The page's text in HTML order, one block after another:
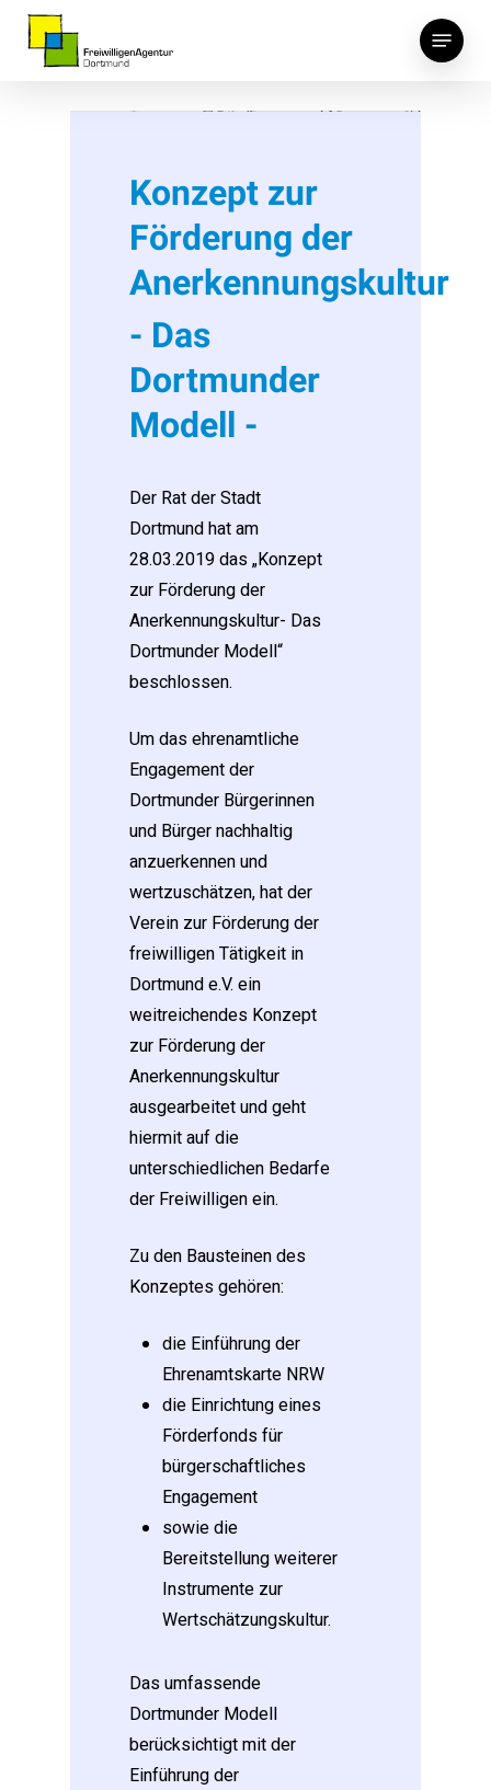
Skip
Menu
Konzept zur
Förderung der
Anerkennungskultur
- Das
Dortmunder
Modell -
Der Rat der Stadt
Dortmund hat am
28.03.2019 das „Konzept
zur Förderung der
Anerkennungskultur- Das
Dortmunder Modell“
beschlossen.
Um das ehrenamtliche
Engagement der
Dortmunder Bürgerinnen
und Bürger nachhaltig
anzuerkennen und
wertzuschätzen, hat der
Verein zur Förderung der
freiwilligen Tätigkeit in
Dortmund e.V. ein
weitreichendes Konzept
zur Förderung der
Anerkennungskultur
ausgearbeitet und geht
hiermit auf die
unterschiedlichen Bedarfe
der Freiwilligen ein.
Zu den Bausteinen des
Konzeptes gehören:
die Einführung der
Ehrenamtskarte NRW
die Einrichtung eines
Förderfonds für
bürgerschaftliches
Engagement
sowie die
Bereitstellung weiterer
Instrumente zur
Wertschätzungskultur.
Das umfassende
Dortmunder Modell
berücksichtigt mit der
Einführung der